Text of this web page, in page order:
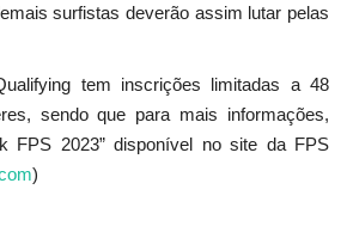
surfistas deverão assim lutar pelas
tem inscrições limitadas a 48
sendo que para mais informações,
FPS 2023” disponível no site da FPS
)